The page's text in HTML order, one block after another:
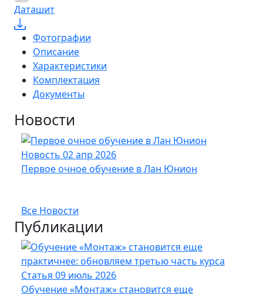
Даташит
Фотографии
Описание
Характеристики
Комплектация
Документы
Новости
Новость 02 апр 2026
Первое очное обучение в Лан Юнион
Все Новости
Публикации
Статья 09 июль 2026
Обучение «Монтаж» становится еще